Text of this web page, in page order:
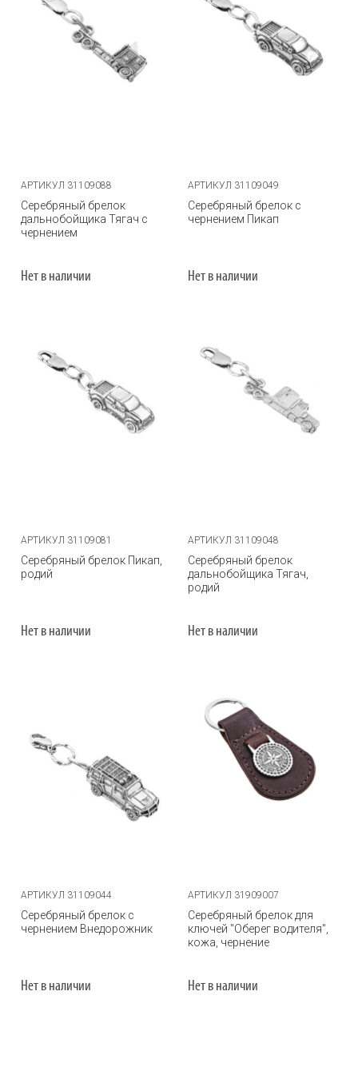
АРТИКУЛ 31109088
Серебряный брелок
дальнобойщика Тягач с
чернением
Нет в наличии
АРТИКУЛ 31109049
Серебряный брелок с
чернением Пикап
Нет в наличии
АРТИКУЛ 31109081
Серебряный брелок Пикап,
родий
Нет в наличии
АРТИКУЛ 31109048
Серебряный брелок
дальнобойщика Тягач,
родий
Нет в наличии
АРТИКУЛ 31109044
Серебряный брелок с
чернением Внедорожник
Нет в наличии
АРТИКУЛ 31909007
Серебряный брелок для
ключей "Оберег водителя",
кожа, чернение
Нет в наличии